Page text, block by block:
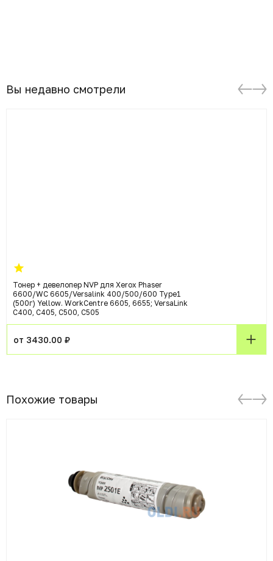
Вы недавно смотрели
Тонер + девелопер NVP для Xerox Phaser
6600/WC 6605/Versalink 400/500/600 Type1
(500г) Yellow. WorkCentre 6605, 6655; VersaLink
C400, C405, C500, С505
от 3430.00 ₽
Похожие товары